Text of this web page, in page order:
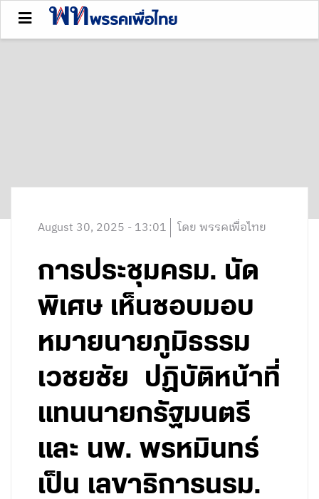
August 30, 2025 - 13:01 โดย พรรคเพื่อไทย
การประชุมครม. นัด
พิเศษ เห็นชอบมอบ
หมายนายภูมิธรรม
เวชยชัย ปฏิบัติหน้าที่
แทนนายกรัฐมนตรี
และ นพ. พรหมินทร์
เป็น เลขาธิการนรม.